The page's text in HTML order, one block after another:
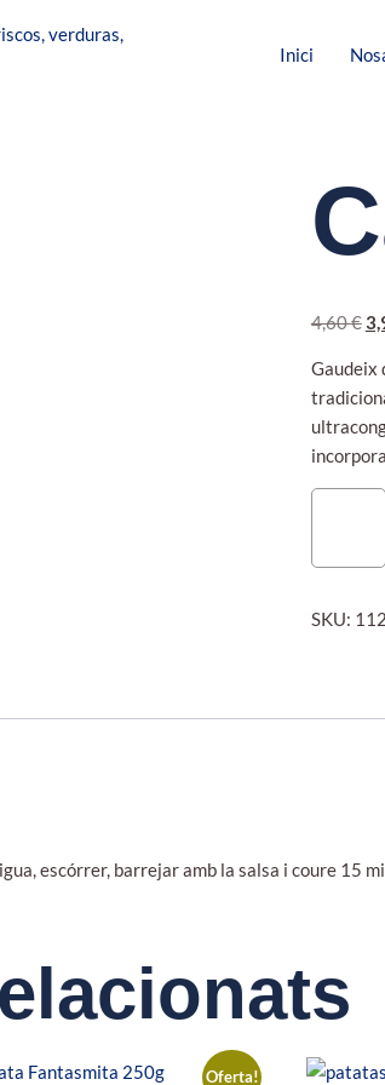
Inici
4,60€
Gaudeix
SKU:
escórrer, barrejar amb la salsa i coure 15
Oferta!